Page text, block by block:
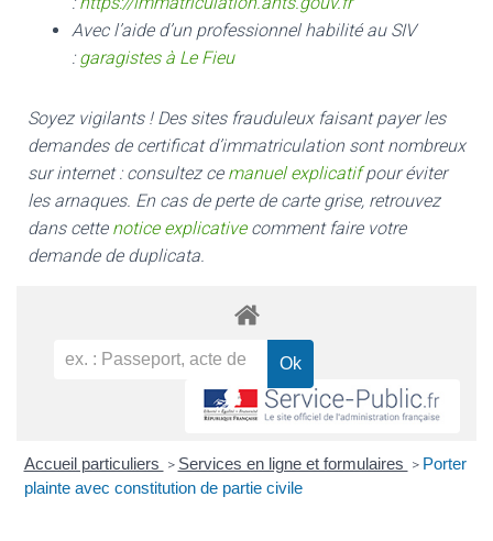
Avec l’aide d’un professionnel habilité au SIV
: garagistes à Le Fieu
Soyez vigilants ! Des sites frauduleux faisant payer les
demandes de certificat d’immatriculation sont nombreux
sur internet : consultez ce manuel explicatifpour éviter
les arnaques. En cas de perte de carte grise, retrouvez
dans cette notice explicativecomment faire votre
demande de duplicata.
Accueil particuliers > Services en ligne et formulaires > Porter
plainte avec constitution de partie civile